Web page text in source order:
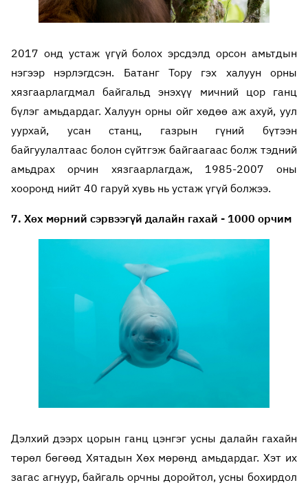
2017 онд устаж үгүй болох эрсдэлд орсон амьтдын
нэгээр нэрлэгдсэн. Батанг Тору гэх халуун орны
хязгаарлагдмал байгальд энэхүү мичний цор ганц
бүлэг амьдардаг. Халуун орны ойг хөдөө аж ахуй, уул
уурхай, усан станц, газрын гүний бүтээн
байгуулалтаас болон сүйтгэж байгаагаас болж тэдний
амьдрах орчин хязгаарлагдаж, 1985-2007 оны
хооронд нийт 40 гаруй хувь нь устаж үгүй болжээ.
7. Хөх мөрний сэрвээгүй далайн гахай - 1000 орчим
Дэлхий дээрх цорын ганц цэнгэг усны далайн гахайн
төрөл бөгөөд Хятадын Хөх мөрөнд амьдардаг. Хэт их
загас агнуур, байгаль орчны доройтол, усны бохирдол